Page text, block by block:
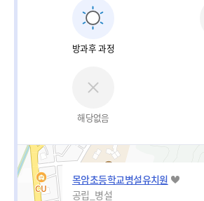
방과후 과정
해당없음
목암초등학교병설유치원
공립_병설